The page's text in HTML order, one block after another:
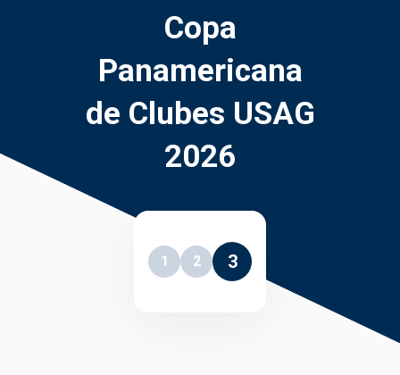
Copa
Panamericana
de Clubes USAG
2026
1 2 3